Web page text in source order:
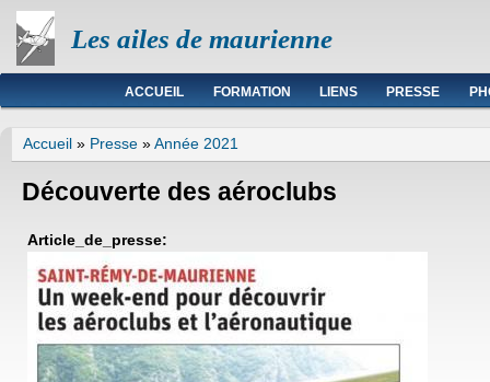
Les ailes de maurienne
Menu principal
ACCUEIL FORMATION LIENS PRESSE
Vous êtes ici
Accueil » Presse »Année 2021
Découverte des aéroclubs
Article_de_presse: